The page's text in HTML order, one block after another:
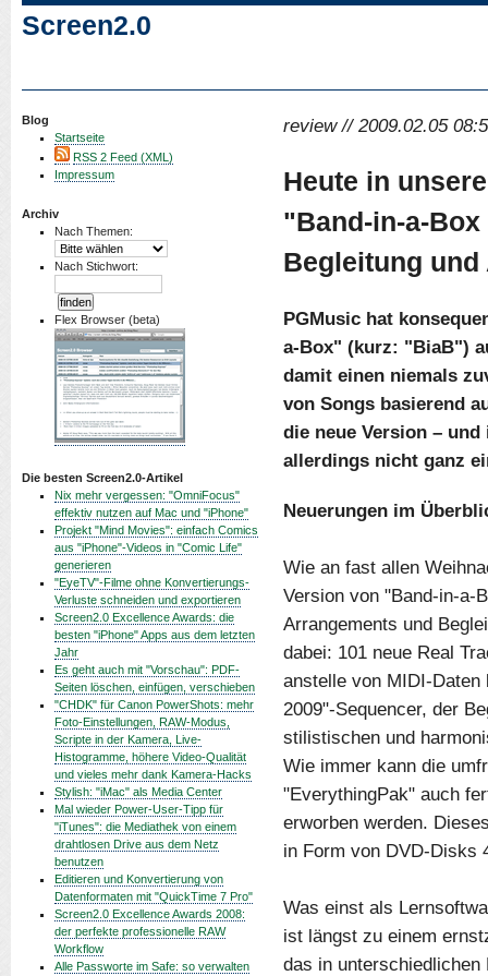
Screen2.0
Blog
Startseite
RSS 2 Feed (XML)
Impressum
Archiv
Nach Themen:
Nach Stichwort:
Flex Browser (beta)
Die besten Screen2.0-Artikel
Nix mehr vergessen: "OmniFocus"
effektiv nutzen auf Mac und "iPhone"
Projekt "Mind Movies": einfach Comics
aus "iPhone"-Videos in "Comic Life"
generieren
"EyeTV"-Filme ohne Konvertierungs-
Verluste schneiden und exportieren
Screen2.0 Excellence Awards: die
besten "iPhone" Apps aus dem letzten
Jahr
Es geht auch mit "Vorschau": PDF-
Seiten löschen, einfügen, verschieben
"CHDK" für Canon PowerShots: mehr
Foto-Einstellungen, RAW-Modus,
Scripte in der Kamera, Live-
Histogramme, höhere Video-Qualität
und vieles mehr dank Kamera-Hacks
Stylish: "iMac" als Media Center
Mal wieder Power-User-Tipp für
"iTunes": die Mediathek von einem
drahtlosen Drive aus dem Netz
benutzen
Editieren und Konvertierung von
Datenformaten mit "QuickTime 7 Pro"
Screen2.0 Excellence Awards 2008:
der perfekte professionelle RAW
Workflow
Alle Passworte im Safe: so verwalten
review // 2009.02.05
Heute in
"Band-in-a-
Begleitung
PGMusic hat
a-Box" (kurz: "BiaB")
damit einen niemals
von Songs basierend
die neue Version –
allerdings nicht ganz
Neuerungen im
Wie an fast allen
Version von "Band-in-a-
Arrangements und
dabei: 101 neue Real
anstelle von MIDI-
2009"-Sequencer, der
stilistischen und
Wie immer kann die
"EverythingPak" auch
erworben werden.
in Form von DVD-Disks
Was einst als
ist längst zu einem
das in unterschiedlichen